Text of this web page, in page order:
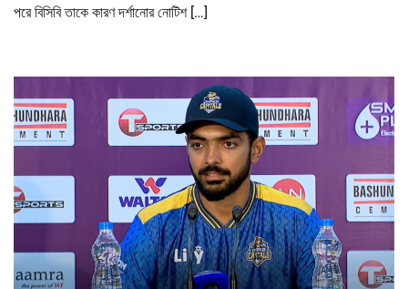
পরে বিসিবি তাকে কারণ দর্শানোর নোটিশ […]